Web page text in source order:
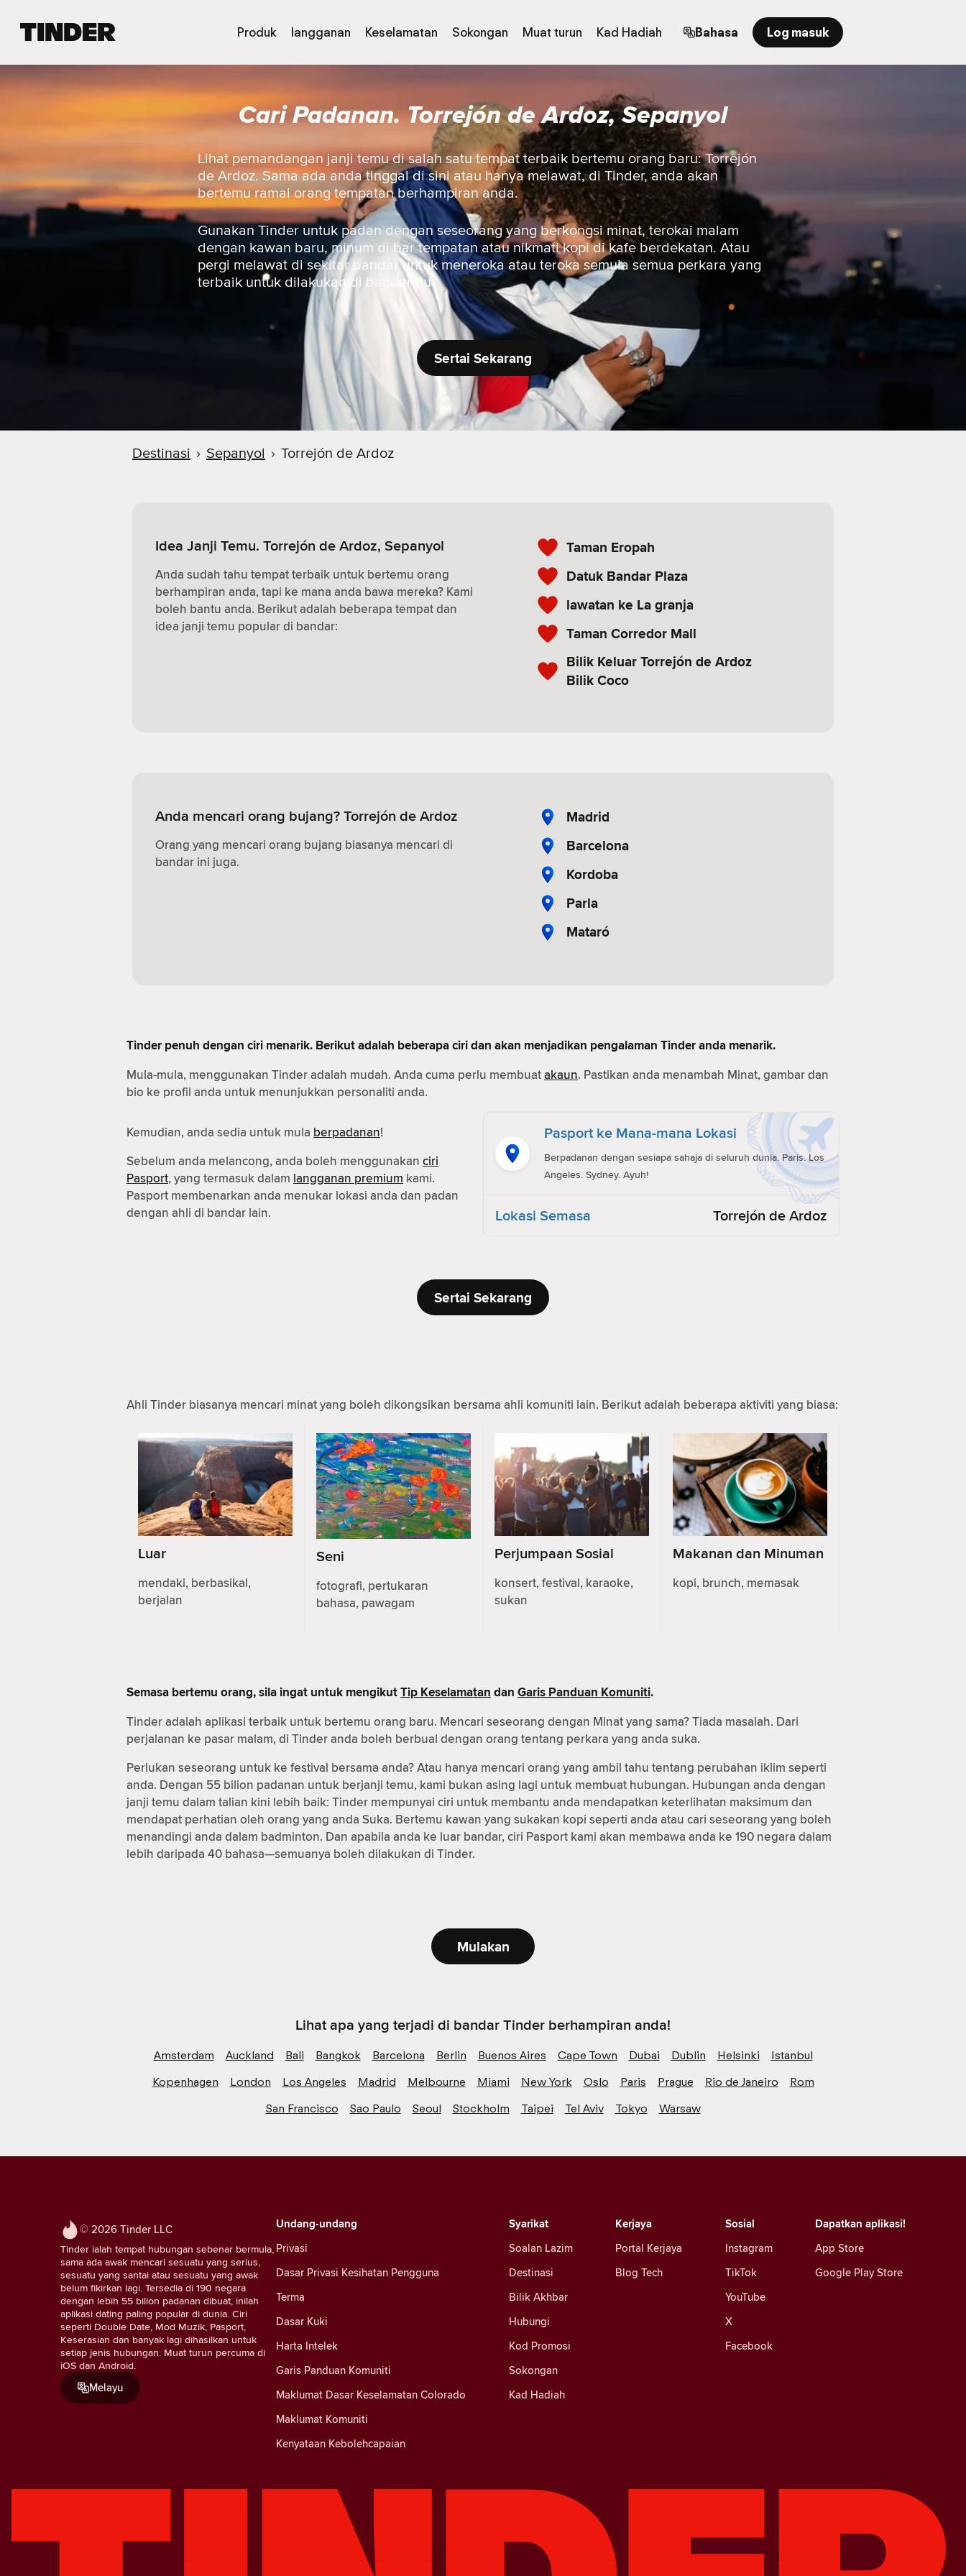
m
m
a
T
Produk langganan Keselamatan Sokongan Muat turun Kad Hadiah Bahasa Log masuk
Cari Padanan. Torrejón de Ardoz, Sepanyol
Lihat pemandangan janji temu di salah satu tempat terbaik bertemu orang baru: Torrejón
de Ardoz. Sama ada anda tinggal di sini atau hanya melawat, di Tinder, anda akan
bertemu ramai orang tempatan berhampiran anda.
Gunakan Tinder untuk padan dengan seseorang yang berkongsi minat, terokai malam
dengan kawan baru, minum di bar tempatan atau nikmati kopi di kafe berdekatan. Atau
pergi melawat di sekitar bandar untuk meneroka atau teroka semula semua perkara yang
terbaik untuk dilakukan di bandar itu.
Sertai Sekarang
Destinasi › Sepanyol › Torrejón de Ardoz
Idea Janji Temu. Torrejón de Ardoz, Sepanyol
Anda sudah tahu tempat terbaik untuk bertemu orang
berhampiran anda, tapi ke mana anda bawa mereka? Kami
boleh bantu anda. Berikut adalah beberapa tempat dan
idea janji temu popular di bandar:
Taman Eropah
Datuk Bandar Plaza
lawatan ke La granja
Taman Corredor Mall
Bilik Keluar Torrejón de Ardoz
Bilik Coco
Anda mencari orang bujang? Torrejón de Ardoz
Orang yang mencari orang bujang biasanya mencari di
bandar ini juga.
Madrid
Barcelona
Kordoba
Parla
Mataró
Tinder penuh dengan ciri menarik. Berikut adalah beberapa ciri dan akan menjadikan pengalaman Tinder anda menarik.
Mula-mula, menggunakan Tinder adalah mudah. Anda cuma perlu membuatakaun. Pastikan anda menambah Minat, gambar dan
bio ke profil anda untuk menunjukkan personaliti anda.
Kemudian, anda sedia untuk mula berpadanan!
Sebelum anda melancong, anda boleh menggunakan ciri
Pasport, yang termasuk dalam langganan premium kami.
Pasport membenarkan anda menukar lokasi anda dan padan
dengan ahli di bandar lain.
Pasport ke Mana-mana Lokasi
Berpadanan dengan sesiapa sahaja di seluruh dunia. Paris. Los
Angeles. Sydney. Ayuh!
Lokasi Semasa Torrejón de Ardoz
Sertai Sekarang
Ahli Tinder biasanya mencari minat yang boleh dikongsikan bersama ahli komuniti lain. Berikut adalah beberapa aktiviti yang biasa:
Luar
mendaki, berbasikal,
berjalan
Seni
fotografi, pertukaran
bahasa, pawagam
Perjumpaan Sosial
konsert, festival, karaoke,
sukan
Makanan dan Minuman
kopi, brunch, memasak
Semasa bertemu orang, sila ingat untuk mengikutTip Keselamatan dan Garis Panduan Komuniti.
Tinder adalah aplikasi terbaik untuk bertemu orang baru. Mencari seseorang dengan Minat yang sama? Tiada masalah. Dari
perjalanan ke pasar malam, di Tinder anda boleh berbual dengan orang tentang perkara yang anda suka.
Perlukan seseorang untuk ke festival bersama anda? Atau hanya mencari orang yang ambil tahu tentang perubahan iklim seperti
anda. Dengan 55 bilion padanan untuk berjanji temu, kami bukan asing lagi untuk membuat hubungan. Hubungan anda dengan
janji temu dalam talian kini lebih baik: Tinder mempunyai ciri untuk membantu anda mendapatkan keterlihatan maksimum dan
mendapat perhatian oleh orang yang anda Suka. Bertemu kawan yang sukakan kopi seperti anda atau cari seseorang yang boleh
menandingi anda dalam badminton. Dan apabila anda ke luar bandar, ciri Pasport kami akan membawa anda ke 190 negara dalam
lebih daripada 40 bahasa—semuanya boleh dilakukan di Tinder.
Mulakan
Lihat apa yang terjadi di bandar Tinder berhampiran anda!
Amsterdam Auckland Bali Bangkok Barcelona Berlin Buenos Aires Cape Town Dubai Dublin Helsinki
Istanbul
Kopenhagen
London Los Angeles Madrid Melbourne Miami New York Oslo Paris Prague Rio de Janeiro
Rom
San Francisco
Sao Paulo Seoul Stockholm Taipei Tel Aviv Tokyo Warsaw
© 2026 Tinder LLC
Tinder ialah tempat hubungan sebenar bermula,
sama ada awak mencari sesuatu yang serius,
sesuatu yang santai atau sesuatu yang awak
belum fikirkan lagi. Tersedia di 190 negara
dengan lebih 55 bilion padanan dibuat, inilah
aplikasi dating paling popular di dunia. Ciri
seperti Double Date, Mod Muzik, Pasport,
Keserasian dan banyak lagi dihasilkan untuk
setiap jenis hubungan. Muat turun percuma di
iOS dan Android.
Melayu
Sosial
Instagram
TikTok
YouTube
X
Facebook
Undang-undang
Privasi
Dasar Privasi Kesihatan Pengguna
Terma
Dasar Kuki
Harta Intelek
Garis Panduan Komuniti
Maklumat Dasar Keselamatan Colorado
Maklumat Komuniti
Kenyataan Kebolehcapaian
Kerjaya
Portal Kerjaya
Blog Tech
Syarikat
Soalan Lazim
Destinasi
Bilik Akhbar
Hubungi
Kod Promosi
Sokongan
Kad Hadiah
Dapatkan aplikasi!
App Store
Google Play Store